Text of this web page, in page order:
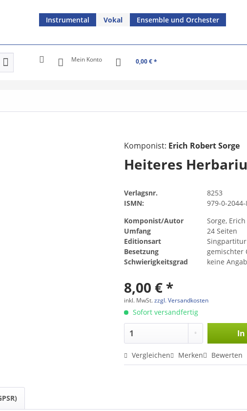
Instrumental Vokal Ensemble und Orchester
Mein Konto 0,00 € *
Komponist: Erich Robert Sorge
Heiteres
Verlagsnr.
8253
ISMN:
979-0-
Komponist/Autor
Sorge,
Umfang
24 Seiten
Editionsart
Singpartitur
Besetzung
gemischter
Schwierigkeitsgrad
keine
8,00 € *
inkl. MwSt.zzgl. Versandkosten
Sofort versandfertig
In
Vergleichen Merken Bewerten